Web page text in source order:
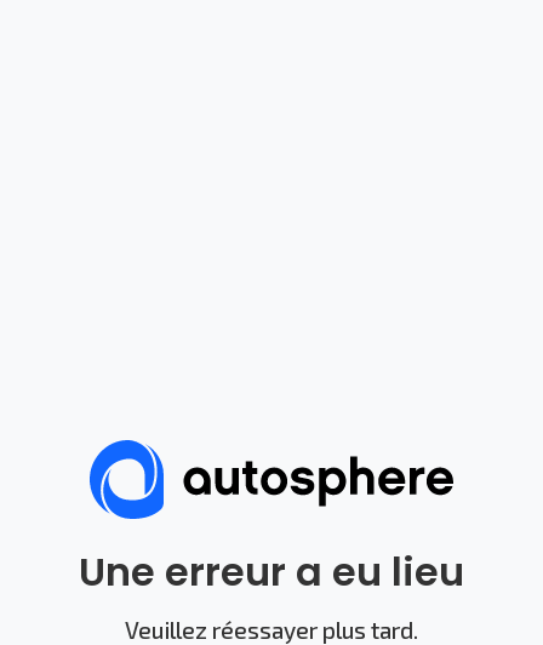
Une erreur a eu lieu
Veuillez réessayer plus tard.